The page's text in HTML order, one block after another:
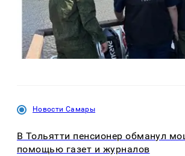
Новости Самары
В Тольятти пенсионер обманул
помощью газет и журналов